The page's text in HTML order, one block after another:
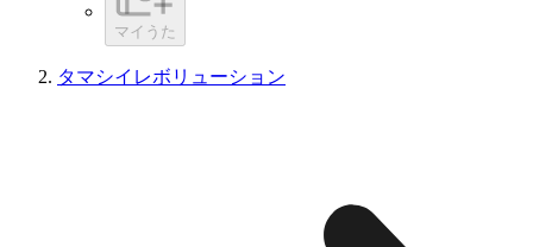
マイうた
タマシイレボリューション